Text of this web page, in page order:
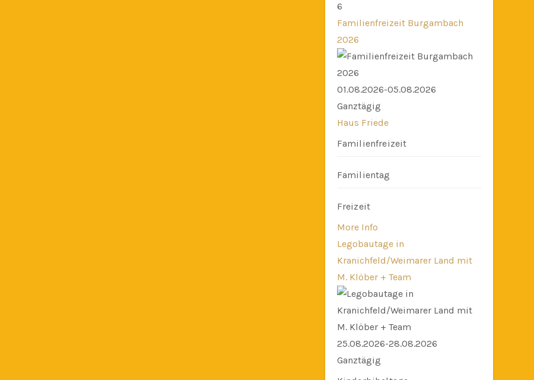
6
Familienfreizeit Burgambach
2026
01.08.2026-05.08.2026
Ganztägig
Haus Friede
Familienfreizeit
Familientag
Freizeit
More Info
Legobautage in
Kranichfeld/Weimarer Land mit
M. Klöber + Team
25.08.2026-28.08.2026
Ganztägig